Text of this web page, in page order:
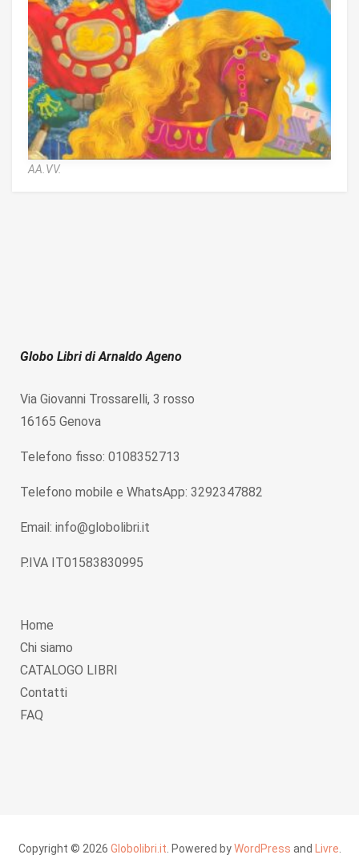
AA.VV.
Globo Libri di Arnaldo Ageno
Via Giovanni Trossarelli, 3 rosso
16165 Genova
Telefono fisso: 0108352713
Telefono mobile e WhatsApp: 3292347882
Email: info@globolibri.it
P.IVA IT01583830995
Home
Chi siamo
CATALOGO LIBRI
Contatti
FAQ
Copyright © 2026 Globolibri.it. Powered byWordPress and Livre.